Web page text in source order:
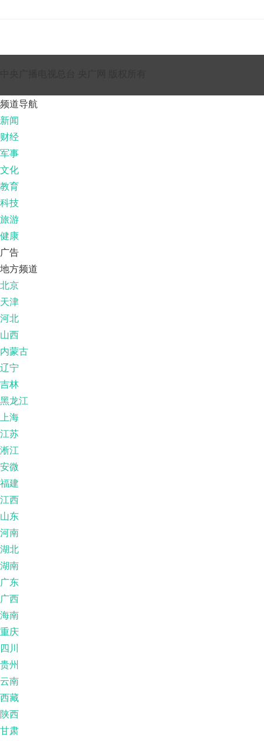
频道导航
新闻
财经
军事
文化
教育
科技
旅游
健康
广告
地方频道
北京
天津
河北
山西
内蒙古
辽宁
吉林
黑龙江
上海
江苏
淅江
安微
福建
江西
山东
河南
湖北
湖南
广东
广西
海南
重庆
四川
贵州
云南
西藏
陕西
甘肃